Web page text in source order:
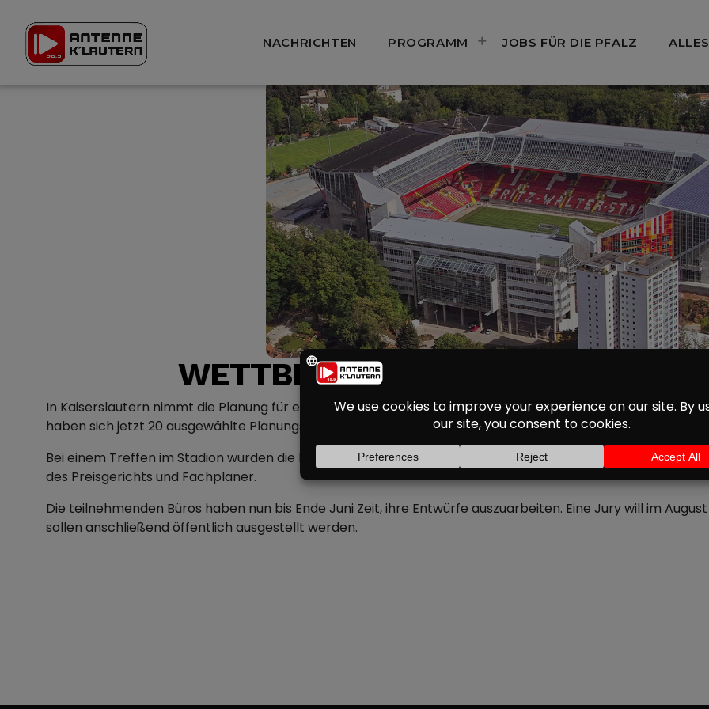
NACHRICHTEN PROGRAMM JOBS FÜR DIE PFALZ
WETTBEWERB FÜR NEUEN
In Kaiserslautern nimmt die Planung für einen neuen Stadtteil am Fritz-Walter-Stadion weiter Form an.
haben sich jetzt 20 ausgewählte Planungsbüros eingebracht.
Bei einem Treffen im Stadion wurden die Büros über die Aufgaben informiert und konnten offene Fragen
des Preisgerichts und Fachplaner.
Die teilnehmenden Büros haben nun bis Ende Juni Zeit, ihre Entwürfe auszuarbeiten. Eine Jury will im
sollen anschließend öffentlich ausgestellt werden.